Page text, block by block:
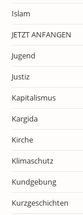
Islam
JETZT ANFANGEN
Jugend
Justiz
Kapitalismus
Kargida
Kirche
Klimaschutz
Kundgebung
Kurzgeschichten